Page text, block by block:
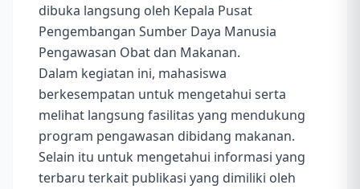
dibuka langsung oleh Kepala Pusat
Pengembangan Sumber Daya Manusia
Pengawasan Obat dan Makanan.
Dalam kegiatan ini, mahasiswa
berkesempatan untuk mengetahui serta
melihat langsung fasilitas yang mendukung
program pengawasan dibidang makanan.
Selain itu untuk mengetahui informasi yang
terbaru terkait publikasi yang dimiliki oleh